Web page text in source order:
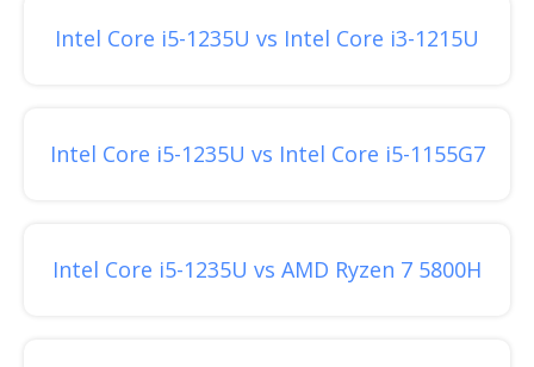
Intel Core i5-1235U vs Intel Core i3-1215U
Intel Core i5-1235U vs Intel Core i5-1155G7
Intel Core i5-1235U vs AMD Ryzen 7 5800H